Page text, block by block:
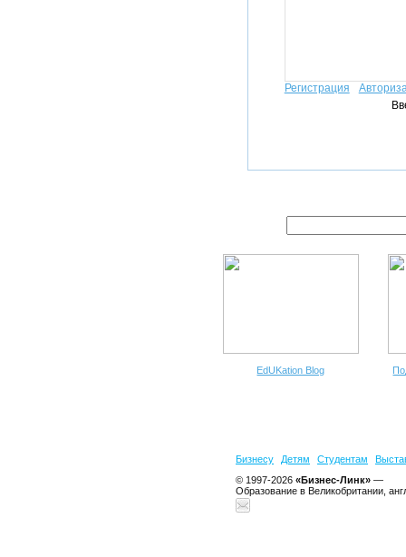
Регистрация
EdUKation Blog
Бизнесу Детям Студентам
© 1997-2026 «Бизнес-Линк» —
Образование в Великобритании,